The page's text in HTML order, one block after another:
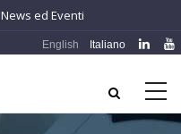
News ed Eventi
Italiano
English